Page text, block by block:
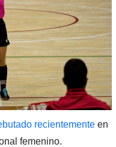
recientementeen
femenino.